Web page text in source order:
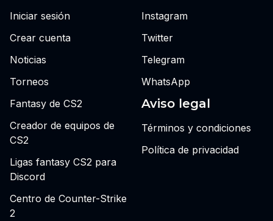
Iniciar sesión
Crear cuenta
Noticias
Torneos
Fantasy de CS2
Creador de equipos de
CS2
Ligas fantasy CS2 para
Discord
Centro de Counter-Strike
2
Instagram
Twitter
Telegram
WhatsApp
Aviso legal
Términos y condiciones
Política de privacidad